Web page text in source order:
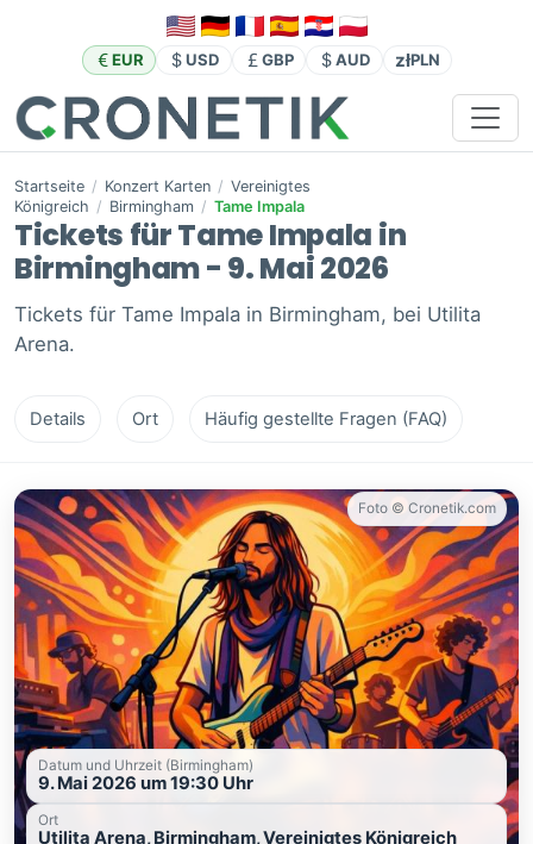
EUR USD GBP AUD złPLN
Startseite / Konzert Karten / Vereinigtes
Königreich / Birmingham / Tame Impala
Tickets für Tame Impala in
Birmingham - 9. Mai 2026
Tickets für Tame Impala in Birmingham, bei Utilita
Arena.
Details Ort Häufig gestellte Fragen (FAQ)
Foto © Cronetik.com
Datum und Uhrzeit (Birmingham)
9. Mai 2026 um 19:30 Uhr
Ort
Utilita Arena, Birmingham, Vereinigtes Königreich